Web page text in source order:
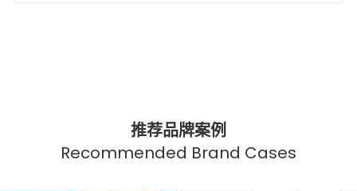
推荐品牌案例
Recommended Brand Cases